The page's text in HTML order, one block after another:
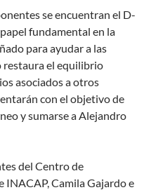
se encuentran el D-
fundamental en la
para ayudar a las
restaura el equilibrio
asociados a otros
con el objetivo de
y sumarse a Alejandro
del Centro de
INACAP, Camila Gajardo e